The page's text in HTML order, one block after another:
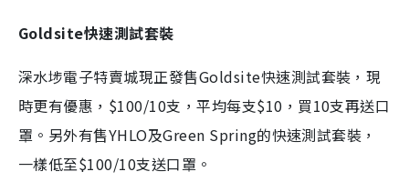
Goldsite快速測試套裝
深水埗電子特賣城現正發售Goldsite快速測試套裝，現
時更有優惠，$100/10支，平均每支$10，買10支再送口
罩。另外有售YHLO及Green Spring的快速測試套裝，
一樣低至$100/10支送口罩。